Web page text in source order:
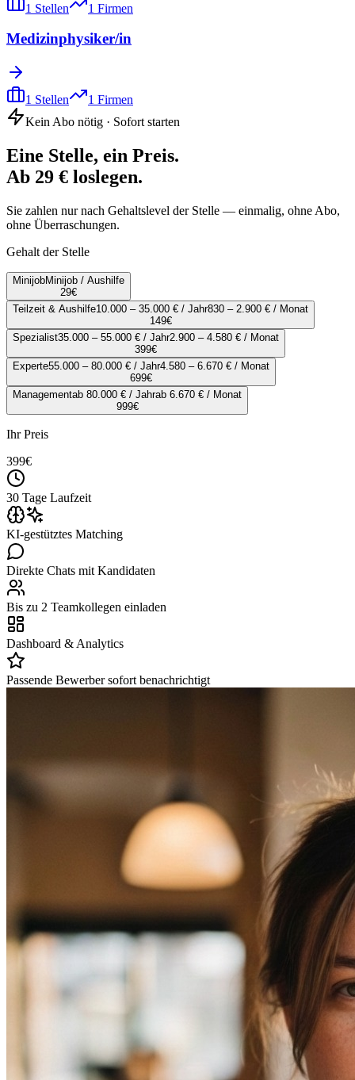
1 Stellen 1 Firmen
Medizinphysiker/in
1 Stellen 1 Firmen
Kein Abo nötig · Sofort starten
Eine Stelle, ein Preis.
Ab 29 € loslegen.
Sie zahlen nur nach Gehaltslevel der Stelle — einmalig, ohne Abo,
ohne Überraschungen.
Gehalt der Stelle
MinijobMinijob / Aushilfe
29€
Teilzeit & Aushilfe10.000 – 35.000 € / Jahr830 – 2.900 € / Monat
149€
Spezialist35.000 – 55.000 € / Jahr2.900 – 4.580 € / Monat
399€
Experte55.000 – 80.000 € / Jahr4.580 – 6.670 € / Monat
699€
Managementab 80.000 € / Jahrab 6.670 € / Monat
999€
Ihr Preis
399€
30 Tage Laufzeit
KI-gestütztes Matching
Direkte Chats mit Kandidaten
Bis zu 2 Teamkollegen einladen
Dashboard & Analytics
Passende Bewerber sofort benachrichtigt